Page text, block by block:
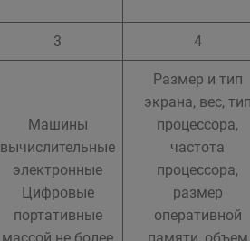
3 4
Машины
вычислительные
электронные
Цифровые
портативные
Размер и тип
экрана, вес,
процессора,
частота
процессора,
размер
оперативной